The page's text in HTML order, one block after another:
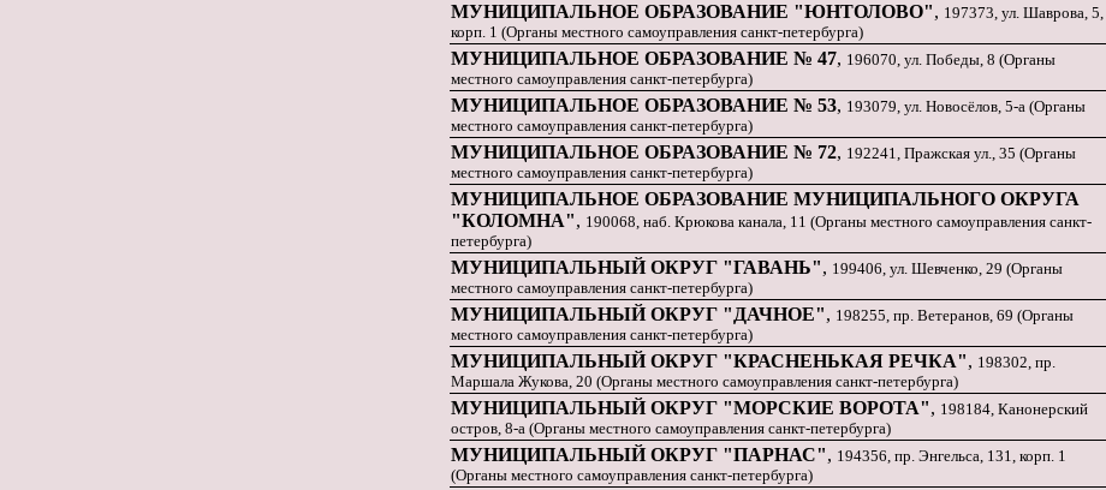
МУНИЦИПАЛЬНОЕ ОБРАЗОВАНИЕ "ЮНТОЛОВО", 197373, ул. Шаврова, 5,
корп. 1 (Органы местного самоуправления санкт-петербурга)
МУНИЦИПАЛЬНОЕ ОБРАЗОВАНИЕ № 47, 196070, ул. Победы, 8 (Органы
местного самоуправления санкт-петербурга)
МУНИЦИПАЛЬНОЕ ОБРАЗОВАНИЕ № 53, 193079, ул. Новосёлов, 5-а (Органы
местного самоуправления санкт-петербурга)
МУНИЦИПАЛЬНОЕ ОБРАЗОВАНИЕ № 72, 192241, Пражская ул., 35 (Органы
местного самоуправления санкт-петербурга)
МУНИЦИПАЛЬНОЕ ОБРАЗОВАНИЕ МУНИЦИПАЛЬНОГО ОКРУГА
"КОЛОМНА", 190068, наб. Крюкова канала, 11 (Органы местного самоуправления санкт-
петербурга)
МУНИЦИПАЛЬНЫЙ ОКРУГ "ГАВАНЬ", 199406, ул. Шевченко, 29 (Органы
местного самоуправления санкт-петербурга)
МУНИЦИПАЛЬНЫЙ ОКРУГ "ДАЧНОЕ", 198255, пр. Ветеранов, 69 (Органы
местного самоуправления санкт-петербурга)
МУНИЦИПАЛЬНЫЙ ОКРУГ "КРАСНЕНЬКАЯ РЕЧКА", 198302, пр.
Маршала Жукова, 20 (Органы местного самоуправления санкт-петербурга)
МУНИЦИПАЛЬНЫЙ ОКРУГ "МОРСКИЕ ВОРОТА", 198184, Канонерский
остров, 8-а (Органы местного самоуправления санкт-петербурга)
МУНИЦИПАЛЬНЫЙ ОКРУГ "ПАРНАС", 194356, пр. Энгельса, 131, корп. 1
(Органы местного самоуправления санкт-петербурга)